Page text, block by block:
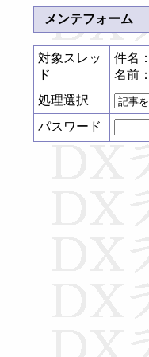
メンテフォーム
対象スレッ
ド
件名：
名前：
処理選択
パスワード